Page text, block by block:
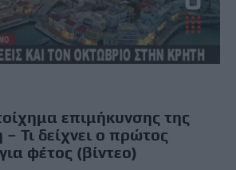
επιμήκυνσης της
Τι δείχνει ο πρώτος
φέτος (βίντεο)